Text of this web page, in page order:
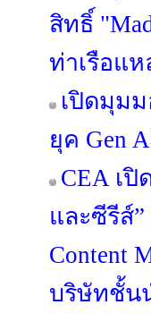
สิทธิ์
ท่าเรือแ
เปิดมุม
ยุค Gen
CEA เ
และซีรีส์
Content
บริษัทชั้น